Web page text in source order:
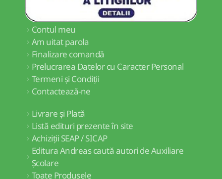
Contul meu
Am uitat parola
Finalizare comandă
Prelucrarea Datelor cu Caracter Personal
Termeni și Condiții
Contactează-ne
Livrare și Plată
Listă edituri prezente în site
Achiziții SEAP / SICAP
Editura Andreas caută autori de Auxiliare
Școlare
Toate Produsele